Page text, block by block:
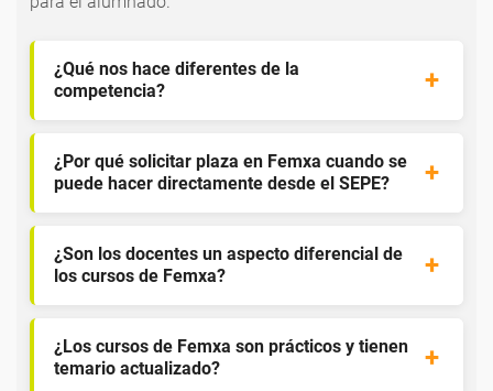
¿Qué nos hace diferentes de la
competencia?
¿Por qué solicitar plaza en Femxa cuando se
puede hacer directamente desde el SEPE?
¿Son los docentes un aspecto diferencial de
los cursos de Femxa?
¿Los cursos de Femxa son prácticos y tienen
temario actualizado?